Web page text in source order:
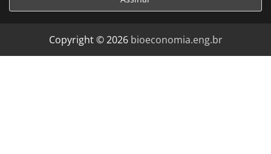
Copyright © 2026 bioeconomia.eng.br